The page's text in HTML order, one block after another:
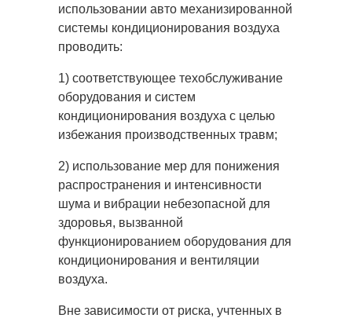
использовании авто механизированной
системы кондиционирования воздуха
проводить:
1) соответствующее техобслуживание
оборудования и систем
кондиционирования воздуха с целью
избежания производственных травм;
2) использование мер для понижения
распространения и интенсивности
шума и вибрации небезопасной для
здоровья, вызванной
функционированием оборудования для
кондиционирования и вентиляции
воздуха.
Вне зависимости от риска, учтенных в